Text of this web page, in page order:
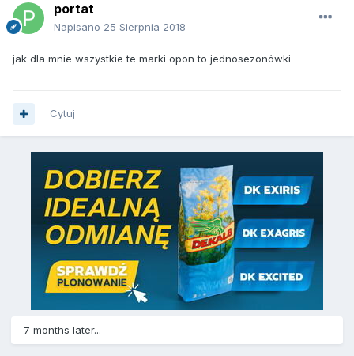
portat
Napisano 25 Sierpnia 2018
jak dla mnie wszystkie te marki opon to jednosezonówki
Cytuj
7 months later...